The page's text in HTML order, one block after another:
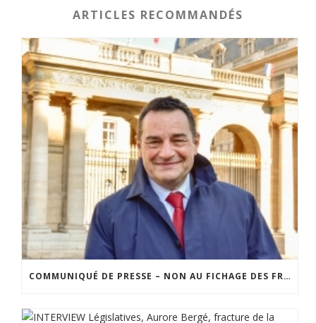
ARTICLES RECOMMANDÉS
COMMUNIQUÉ DE PRESSE – NON AU FICHAGE DES FRANÇAIS SUR LEURS OPINIONS